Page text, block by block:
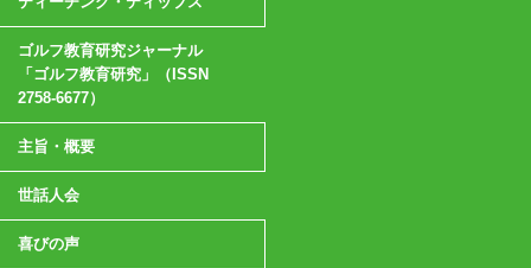
ゴルフ教育研究ジャーナル
「ゴルフ教育研究」（ISSN
2758-6677）
主旨・概要
世話人会
喜びの声